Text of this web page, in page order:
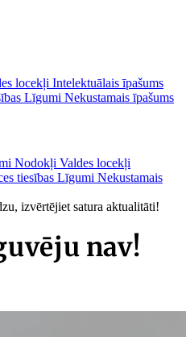
locekļi Intelektuālais īpašums
Līgumi Nekustamais īpašums
Nodokļi Valdes locekļi
tiesības Līgumi Nekustamais
izvērtējiet satura aktualitāti!
nav!